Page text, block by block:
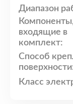
Диапазон
входящие в
комплект:
Способ
Класс